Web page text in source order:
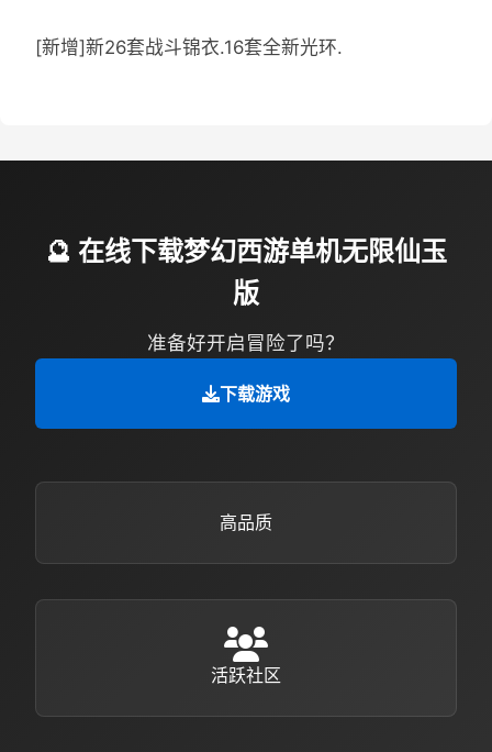
[新增]新26套战斗锦衣.16套全新光环.
🔮 在线下载梦幻西游单机无限仙玉
版
准备好开启冒险了吗？
下载游戏
高品质
活跃社区